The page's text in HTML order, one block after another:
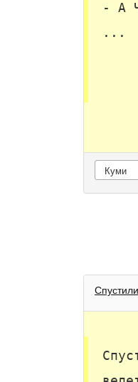
- А
...
Куми